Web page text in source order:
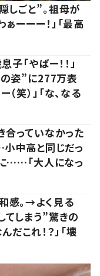
ごと”。祖母が
ーーー！」「最高
「やばー！！」
姿”に277万表
笑）」「な、なる
合っていなかった
中高と同じだっ
……「大人になっ
感。→よく見る
しまう”驚きの
これ！？」「壊